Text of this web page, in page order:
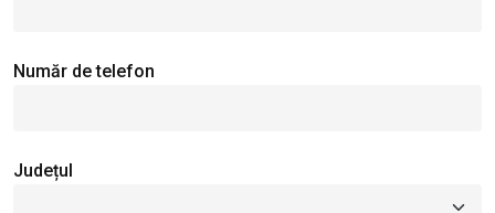
Număr de telefon
Județul